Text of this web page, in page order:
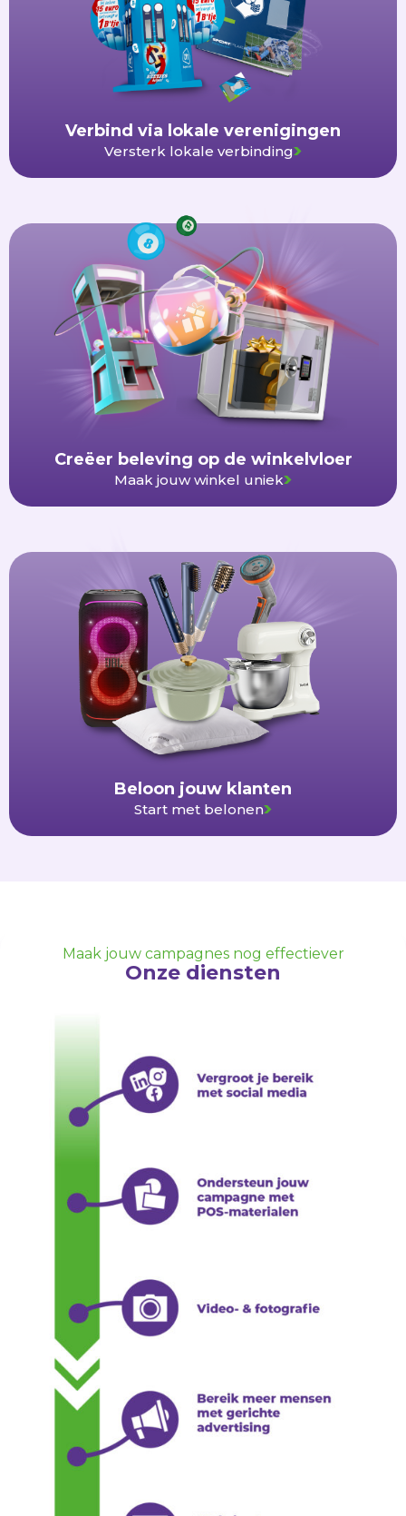
Verbind via lokale verenigingen
Versterk lokale verbinding
Creëer beleving op de winkelvloer
Maak jouw winkel uniek
Beloon jouw klanten
Start met belonen
Maak jouw campagnes nog effectiever
Onze diensten